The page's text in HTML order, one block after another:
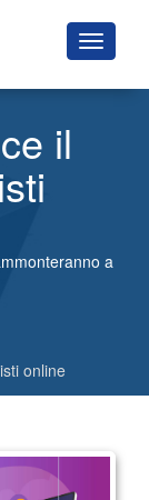
il
a
online